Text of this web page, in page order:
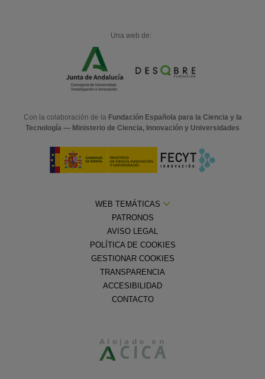
Una web de:
Con la colaboración de la Fundación Española para la Ciencia y la
Tecnología — Ministerio de Ciencia, Innovación y Universidades
WEB TEMÁTICAS
PATRONOS
AVISO LEGAL
POLÍTICA DE COOKIES
GESTIONAR COOKIES
TRANSPARENCIA
ACCESIBILIDAD
CONTACTO